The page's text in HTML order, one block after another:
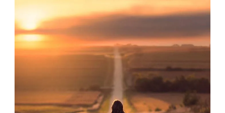
CHI
SEI?